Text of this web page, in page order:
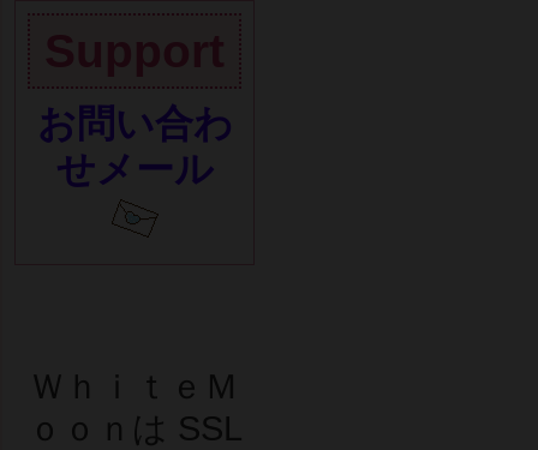
Support
お問い合わ
せメール
ＷｈｉｔｅＭ
ｏｏｎは SSL